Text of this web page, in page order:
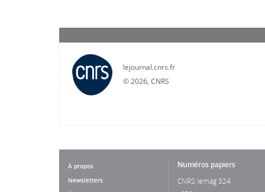
lejournal.cnrs.fr
©2026, CNRS
À propos
Newsletters
Numéros papiers
CNRS lemag 324